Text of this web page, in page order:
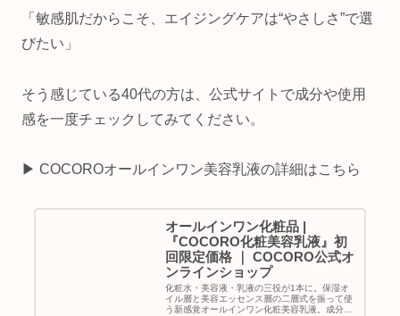
「敏感肌だからこそ、エイジングケアは“やさしさ”で選
びたい」
そう感じている40代の方は、公式サイトで成分や使用
感を一度チェックしてみてください。
▶︎ COCOROオールインワン美容乳液の詳細はこちら
オールインワン化粧品 |
『COCORO化粧美容乳液』初
回限定価格 ｜ COCORO公式オ
ンラインショップ
化粧水・美容液・乳液の三役が1本に。保湿オ
イル層と美容エッセンス層の二層式を振って使
う新感覚オールインワン化粧美容乳液。成分を